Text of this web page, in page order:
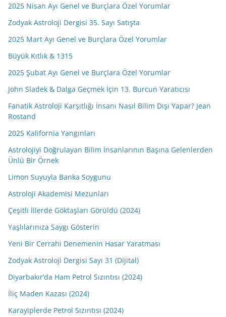
2025 Nisan Ayı Genel ve Burçlara Özel Yorumlar
Zodyak Astroloji Dergisi 35. Sayı Satışta
2025 Mart Ayı Genel ve Burçlara Özel Yorumlar
Büyük Kıtlık & 1315
2025 Şubat Ayı Genel ve Burçlara Özel Yorumlar
John Sladek & Dalga Geçmek İçin 13. Burcun Yaratıcısı
Fanatik Astroloji Karşıtlığı İnsanı Nasıl Bilim Dışı Yapar? Jean
Rostand
2025 Kalifornia Yangınları
Astrolojiyi Doğrulayan Bilim İnsanlarının Başına Gelenlerden
Ünlü Bir Örnek
Limon Suyuyla Banka Soygunu
Astroloji Akademisi Mezunları
Çeşitli İllerde Göktaşları Görüldü (2024)
Yaşlılarınıza Saygı Gösterin
Yeni Bir Cerrahi Denemenin Hasar Yaratması
Zodyak Astroloji Dergisi Sayı 31 (Dijital)
Diyarbakır’da Ham Petrol Sızıntısı (2024)
İliç Maden Kazası (2024)
Karayiplerde Petrol Sızıntısı (2024)